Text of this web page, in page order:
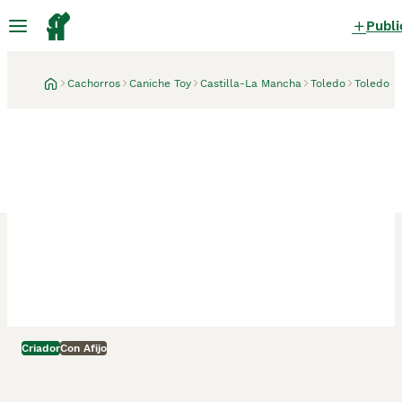
Cachorros Caniche Toy Castilla-La Mancha Toledo Toledo
CriadorCon Afijo
2 semanas